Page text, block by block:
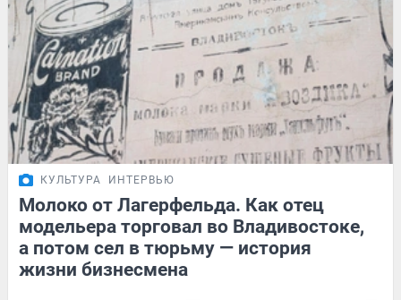
КУЛЬТУРА ИНТЕРВЬЮ
Молоко от Лагерфельда. Как отец
модельера торговал во Владивостоке,
а потом сел в тюрьму — история
жизни бизнесмена